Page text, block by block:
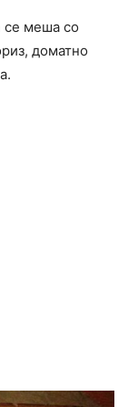
се меша со
доматно